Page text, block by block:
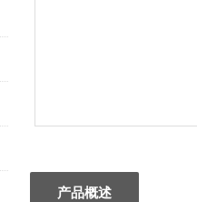
产品概述